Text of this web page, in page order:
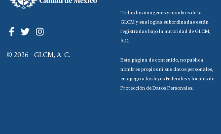
© 2026 - GLCM, A. C.
Todas las imágenes y nombres de la
GLCM y sus logias subordinadas están
registradas bajo la autoridad de GLCM,
A.C.
Esta página de contenido, no publica
nombres propios ni sus datos personales,
en apego a las leyes Federales y locales de
Protección de Datos Personales.